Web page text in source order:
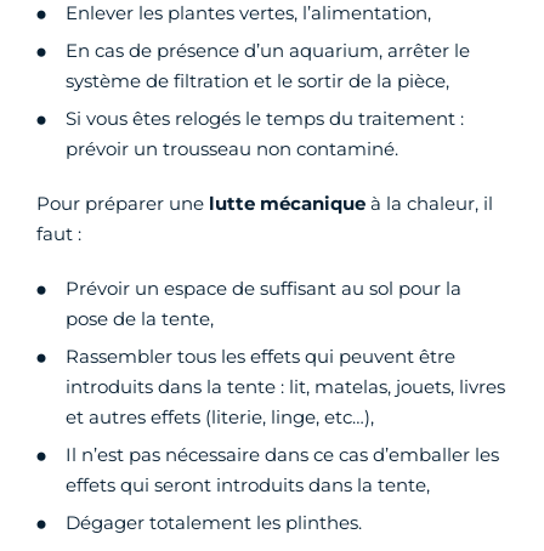
Enlever les plantes vertes, l’alimentation,
En cas de présence d’un aquarium, arrêter le
système de filtration et le sortir de la pièce,
Si vous êtes relogés le temps du traitement :
prévoir un trousseau non contaminé.
Pour préparer une lutte mécanique à la chaleur, il
faut :
Prévoir un espace de suffisant au sol pour la
pose de la tente,
Rassembler tous les effets qui peuvent être
introduits dans la tente : lit, matelas, jouets, livres
et autres effets (literie, linge, etc…),
Il n’est pas nécessaire dans ce cas d’emballer les
effets qui seront introduits dans la tente,
Dégager totalement les plinthes.